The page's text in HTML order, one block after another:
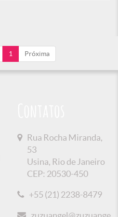
1 Próxima
Rua Rocha Miranda,
53
Usina, Rio de Janeiro
CEP: 20530-450
+55 (21) 2238-8479